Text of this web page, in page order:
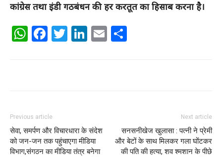
कांग्रेस तथा इंडी गठबंधन की हर करतूत का हिसाब करना है।
WhatsApp
Facebook
Twitter
LinkedIn
Email
Previous article
सेवा, समर्पण और विचारधारा के संदेश
को जन-जन तक पहुंचाएगा मीडिया
विभाग,संगठन का मीडिया तंत्र बनेगा
Next article
सनसनीखेज खुलासा : पत्नी ने प्रेमी
और बेटों के साथ मिलकर गला घोंटकर
की पति की हत्या, शव श्मशान के पीछे